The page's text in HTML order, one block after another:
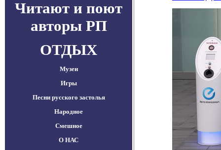
Читают и поют
авторы РП
ОТДЫХ
Музеи
Игры
Песни русского застолья
Народное
Смешное
О НАС